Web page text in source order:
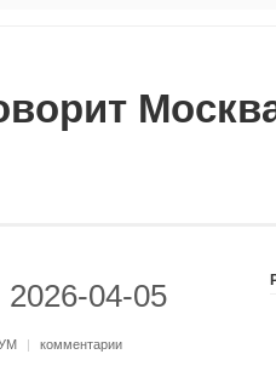
04-05
| комментарии